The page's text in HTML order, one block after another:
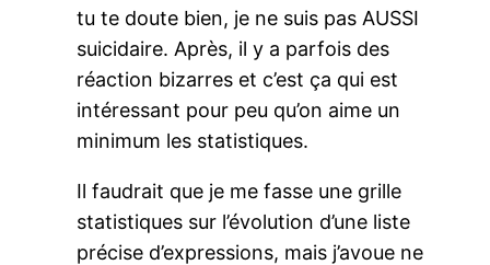
tu te doute bien, je ne suis pas AUSSI
suicidaire. Après, il y a parfois des
réaction bizarres et c’est ça qui est
intéressant pour peu qu’on aime un
minimum les statistiques.
Il faudrait que je me fasse une grille
statistiques sur l’évolution d’une liste
précise d’expressions, mais j’avoue ne